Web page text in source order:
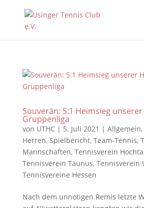
Souverän: 5:1 Heimsieg
Gruppenliga
von UTHC| 5. Juli 2021 | Allgemein,
Herren, Spielbericht, Team-Tennis,
Mannschaften, Tennisverein
Tennisverein Taunus, Tennisverein
Tennisvereine Hessen
Nach dem unnötigen Remis letzte